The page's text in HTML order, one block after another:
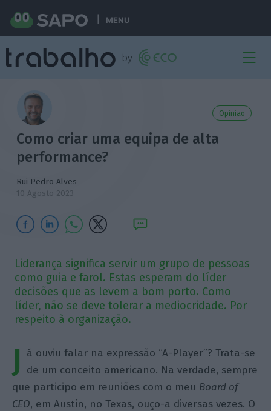
MENU
Opinião
Como criar uma equipa de alta
performance?
Rui Pedro Alves
10 Agosto 2023
Liderança significa servir um grupo de pessoas
como guia e farol. Estas esperam do líder
decisões que as levem a bom porto. Como
líder, não se deve tolerar a mediocridade. Por
respeito à organização.
J
á ouviu falar na expressão “A-Player”? Trata-se
de um conceito americano. Na verdade, sempre
que participo em reuniões com o meu Board of
CEO, em Austin, no Texas, ouço-a diversas vezes. O